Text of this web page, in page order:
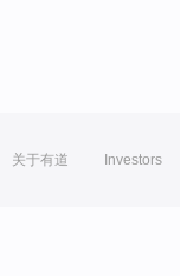
关于有道 Investors